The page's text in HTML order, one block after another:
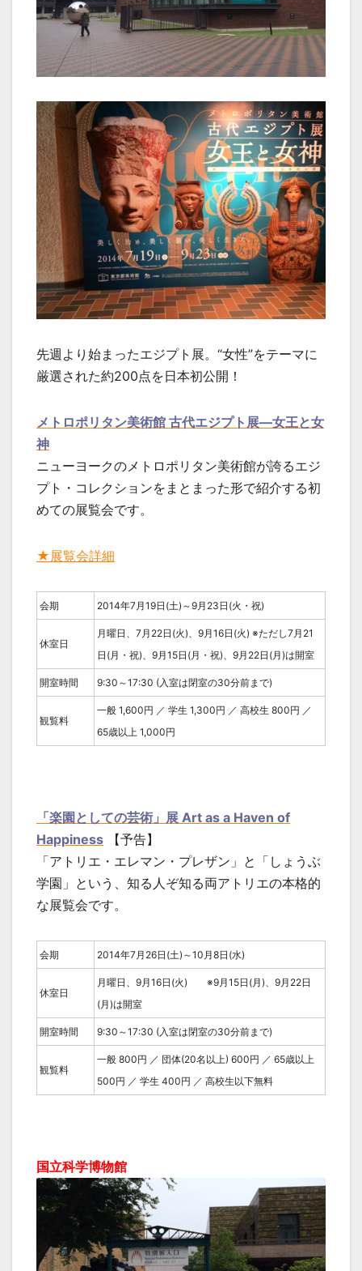
先週より始まったエジプト展。“女性”をテーマに
厳選された約200点を日本初公開！
メトロポリタン美術館 古代エジプト展―女王と女
神
ニューヨークのメトロポリタン美術館が誇るエジ
プト・コレクションをまとまった形で紹介する初
めての展覧会です。
★展覧会詳細
会期 2014年7月19日(土)～9月23日(火・祝)
休室日
月曜日、7月22日(火)、9月16日(火) ※ただし7月21
日(月・祝)、9月15日(月・祝)、9月22日(月)は開室
開室時間 9:30～17:30 (入室は閉室の30分前まで)
観覧料
一般 1,600円 ／ 学生 1,300円 ／ 高校生 800円 ／
65歳以上 1,000円
「楽園としての芸術」展 Art as a Haven of
Happiness 【予告】
「アトリエ・エレマン・プレザン」と「しょうぶ
学園」という、知る人ぞ知る両アトリエの本格的
な展覧会です。
会期 2014年7月26日(土)～10月8日(水)
休室日
月曜日、9月16日(火) ※9月15日(月)、9月22日
(月)は開室
開室時間 9:30～17:30 (入室は閉室の30分前まで)
観覧料
一般 800円 ／ 団体(20名以上) 600円 ／ 65歳以上
500円 ／ 学生 400円 ／ 高校生以下無料
国立科学博物館